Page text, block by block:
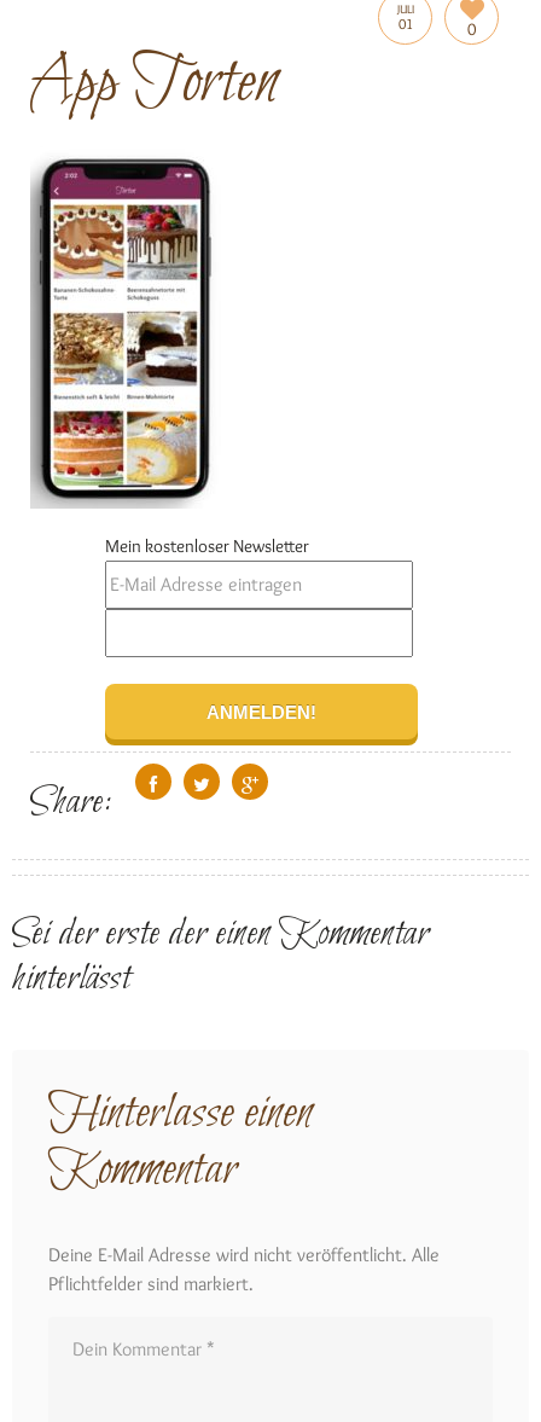
JULI
01 0
App Torten
Mein kostenloser Newsletter
Share:
Sei der erste der einen Kommentar
hinterlässt
Hinterlasse einen
Kommentar
Deine E-Mail Adresse wird nicht veröffentlicht. Alle
Pflichtfelder sind markiert.